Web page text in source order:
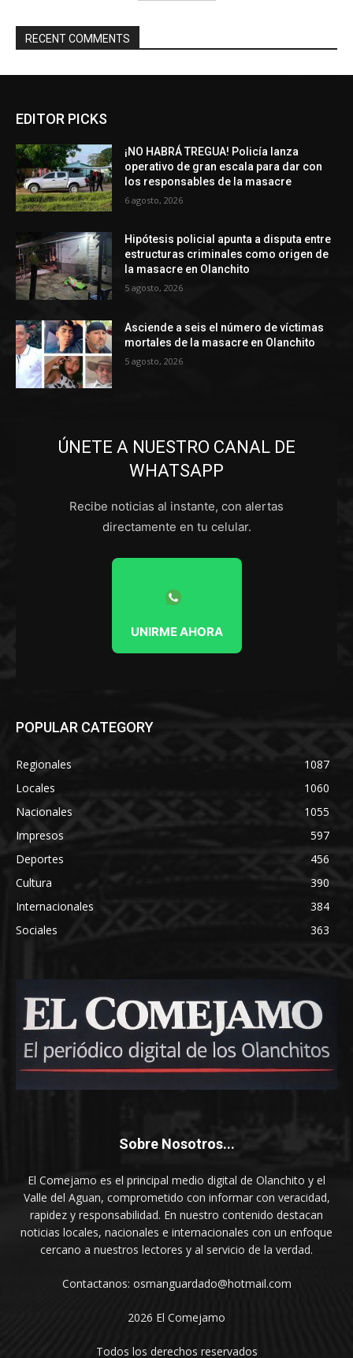
RECENT COMMENTS
EDITOR PICKS
¡NO HABRÁ TREGUA! Policía lanza
operativo de gran escala para dar con
los responsables de la masacre
6 agosto, 2026
Hipótesis policial apunta a disputa entre
estructuras criminales como origen de
la masacre en Olanchito
5 agosto, 2026
Asciende a seis el número de víctimas
mortales de la masacre en Olanchito
5 agosto, 2026
ÚNETE A NUESTRO CANAL DE
WHATSAPP
Recibe noticias al instante, con alertas
directamente en tu celular.
UNIRME AHORA
POPULAR CATEGORY
Regionales
1087
Locales
1060
Nacionales
1055
Impresos
597
Deportes
456
Cultura
390
Internacionales
384
Sociales
363
Sobre Nosotros...
El Comejamo es el principal medio digital de Olanchito y el
Valle del Aguan, comprometido con informar con veracidad,
rapidez y responsabilidad. En nuestro contenido destacan
noticias locales, nacionales e internacionales con un enfoque
cercano a nuestros lectores y al servicio de la verdad.
Contactanos: osmanguardado@hotmail.com
2026 El Comejamo
Todos los derechos reservados